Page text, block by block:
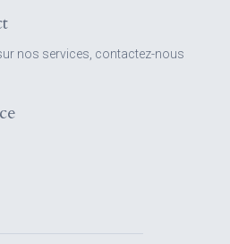
nos services, contactez-nous